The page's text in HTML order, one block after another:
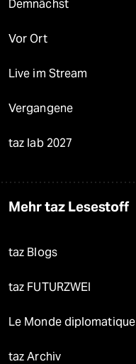
Demnächst
Vor Ort
Live im Stream
Vergangene
taz lab 2027
Mehr taz Lesestoff
taz Blogs
taz FUTURZWEI
Le Monde diplomatique
taz Archiv